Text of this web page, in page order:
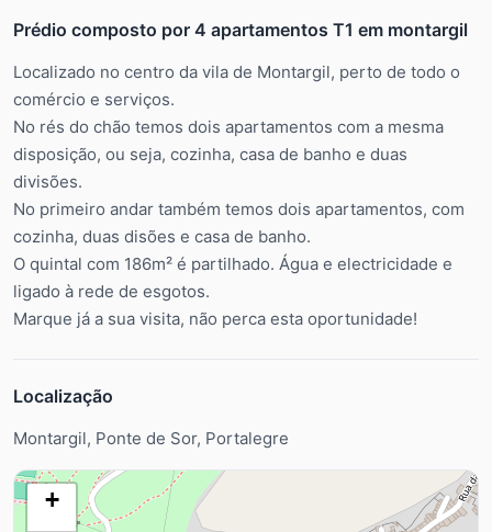
Prédio composto por 4 apartamentos T1 em montargil
Localizado no centro da vila de Montargil, perto de todo o
comércio e serviços.
No rés do chão temos dois apartamentos com a mesma
disposição, ou seja, cozinha, casa de banho e duas
divisões.
No primeiro andar também temos dois apartamentos, com
cozinha, duas disões e casa de banho.
O quintal com 186m² é partilhado. Água e electricidade e
ligado à rede de esgotos.
Marque já a sua visita, não perca esta oportunidade!
Localização
Montargil, Ponte de Sor, Portalegre
+